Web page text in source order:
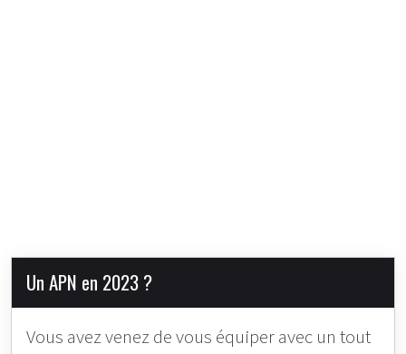
Un APN en 2023 ?
Vous avez venez de vous équiper avec un tout